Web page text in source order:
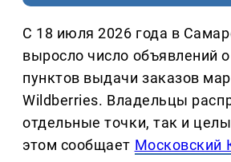
С 18 июля 2026 года в
выросло число объявлений
пунктов выдачи заказов
Wildberries. Владельцы
отдельные точки, так и
этом сообщает Московский